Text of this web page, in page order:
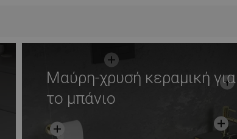
Μαύρη-χρυσή κεραμική για
το μπάνιο